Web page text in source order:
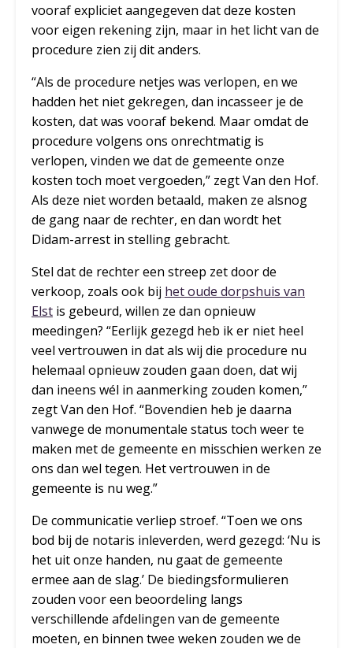
vooraf expliciet aangegeven dat deze kosten
voor eigen rekening zijn, maar in het licht van de
procedure zien zij dit anders.
“Als de procedure netjes was verlopen, en we
hadden het niet gekregen, dan incasseer je de
kosten, dat was vooraf bekend. Maar omdat de
procedure volgens ons onrechtmatig is
verlopen, vinden we dat de gemeente onze
kosten toch moet vergoeden,” zegt Van den Hof.
Als deze niet worden betaald, maken ze alsnog
de gang naar de rechter, en dan wordt het
Didam-arrest in stelling gebracht.
Stel dat de rechter een streep zet door de
verkoop, zoals ook bij het oude dorpshuis van
Elst is gebeurd, willen ze dan opnieuw
meedingen? “Eerlijk gezegd heb ik er niet heel
veel vertrouwen in dat als wij die procedure nu
helemaal opnieuw zouden gaan doen, dat wij
dan ineens wél in aanmerking zouden komen,”
zegt Van den Hof. “Bovendien heb je daarna
vanwege de monumentale status toch weer te
maken met de gemeente en misschien werken ze
ons dan wel tegen. Het vertrouwen in de
gemeente is nu weg.”
De communicatie verliep stroef. “Toen we ons
bod bij de notaris inleverden, werd gezegd: ‘Nu is
het uit onze handen, nu gaat de gemeente
ermee aan de slag.’ De biedingsformulieren
zouden voor een beoordeling langs
verschillende afdelingen van de gemeente
moeten, en binnen twee weken zouden we de